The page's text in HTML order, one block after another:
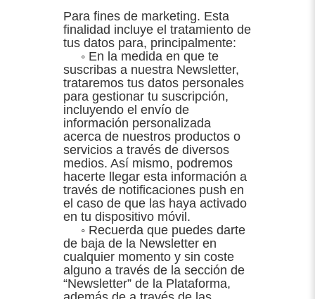
Para fines de marketing. Esta
finalidad incluye el tratamiento de
tus datos para, principalmente:
◦ En la medida en que te
suscribas a nuestra Newsletter,
trataremos tus datos personales
para gestionar tu suscripción,
incluyendo el envío de
información personalizada
acerca de nuestros productos o
servicios a través de diversos
medios. Así mismo, podremos
hacerte llegar esta información a
través de notificaciones push en
el caso de que las haya activado
en tu dispositivo móvil.
◦ Recuerda que puedes darte
de baja de la Newsletter en
cualquier momento y sin coste
alguno a través de la sección de
“Newsletter” de la Plataforma,